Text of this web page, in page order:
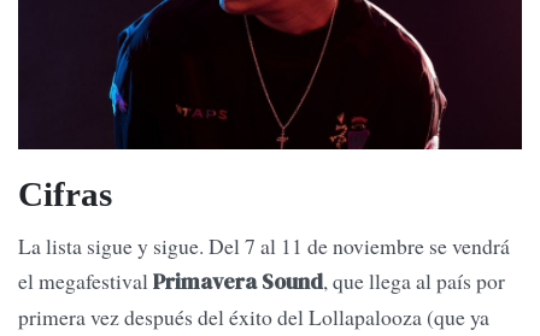
Cifras
La lista sigue y sigue. Del 7 al 11 de noviembre se vendrá
el megafestivalPrimavera Sound, que llega al país por
primera vez después del éxito del Lollapalooza (que ya